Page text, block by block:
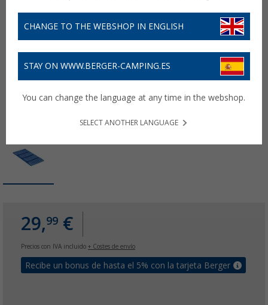
29,99 €
Precios con IVA incluido + Costes de envío
Recibe un bonus de hasta el 5% con la tarjeta Berger
CHANGE TO THE WEBSHOP IN ENGLISH
STAY ON WWW.BERGER-CAMPING.ES
You can change the language at any time in the webshop.
SELECT ANOTHER LANGUAGE